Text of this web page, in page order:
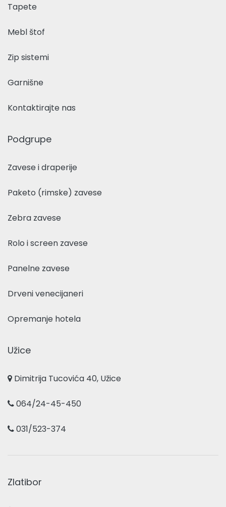
Tapete
Mebl štof
Zip sistemi
Garnišne
Kontaktirajte nas
Podgrupe
Zavese i draperije
Paketo (rimske) zavese
Zebra zavese
Rolo i screen zavese
Panelne zavese
Drveni venecijaneri
Opremanje hotela
Užice
Dimitrija Tucovića 40, Užice
064/24-45-450
031/523-374
Zlatibor